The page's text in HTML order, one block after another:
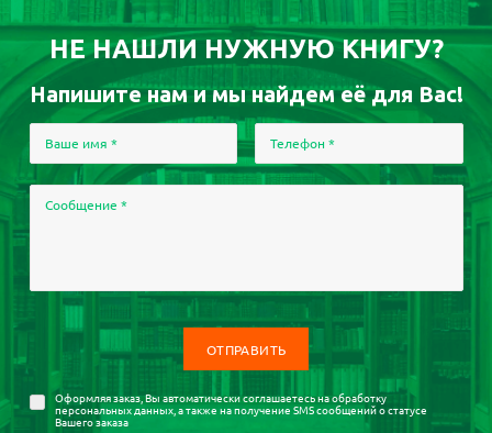
НЕ НАШЛИ НУЖНУЮ КНИГУ?
Напишите нам и мы найдем её для Вас!
Ваше имя * Телефон *
Сообщение *
Оформляя заказ, Вы автоматически соглашаетесь наобработку
персональных данных, а также на получение SMS сообщений о статусе
Вашего заказа